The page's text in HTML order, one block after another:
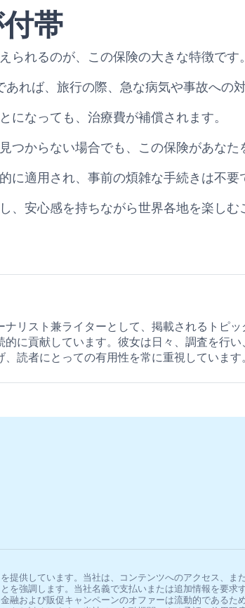
帯
られるのが、この保険の大きな特徴です。
れば、旅行の際、急な病気や事故への
になっても、治療費が補償されます。
つからない場合でも、この保険があなた
に適用され、事前の煩雑な手続きは不要
、安心感を持ちながら世界各地を楽しむ
ナリスト兼ライターとして、掲載されるトピ
的に貢献しています。彼女は日々、調査を行
読者にとっての有用性を常に重視しています
提供しています。当社は、コンテンツへのアクセス、
を強調します。当社名義で支払いまたは追加情報を要
融および販促キャンペーンのオファーは流動的である